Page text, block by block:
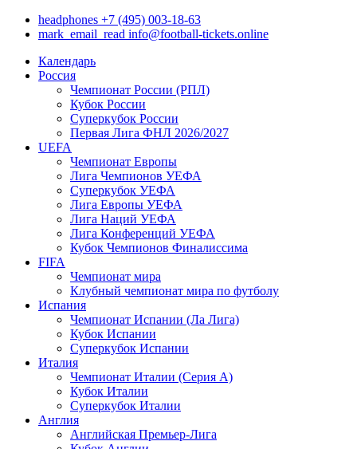
headphones +7 (495) 003-18-63
mark_email_read info@football-tickets.online
Календарь
Россия
Чемпионат России (РПЛ)
Кубок России
Суперкубок России
Первая Лига ФНЛ 2026/2027
UEFA
Чемпионат Европы
Лига Чемпионов УЕФА
Суперкубок УЕФА
Лига Европы УЕФА
Лига Наций УЕФА
Лига Конференций УЕФА
Кубок Чемпионов Финалиссима
FIFA
Чемпионат мира
Клубный чемпионат мира по футболу
Испания
Чемпионат Испании (Ла Лига)
Кубок Испании
Суперкубок Испании
Италия
Чемпионат Италии (Серия А)
Кубок Италии
Суперкубок Италии
Англия
Английская Премьер-Лига